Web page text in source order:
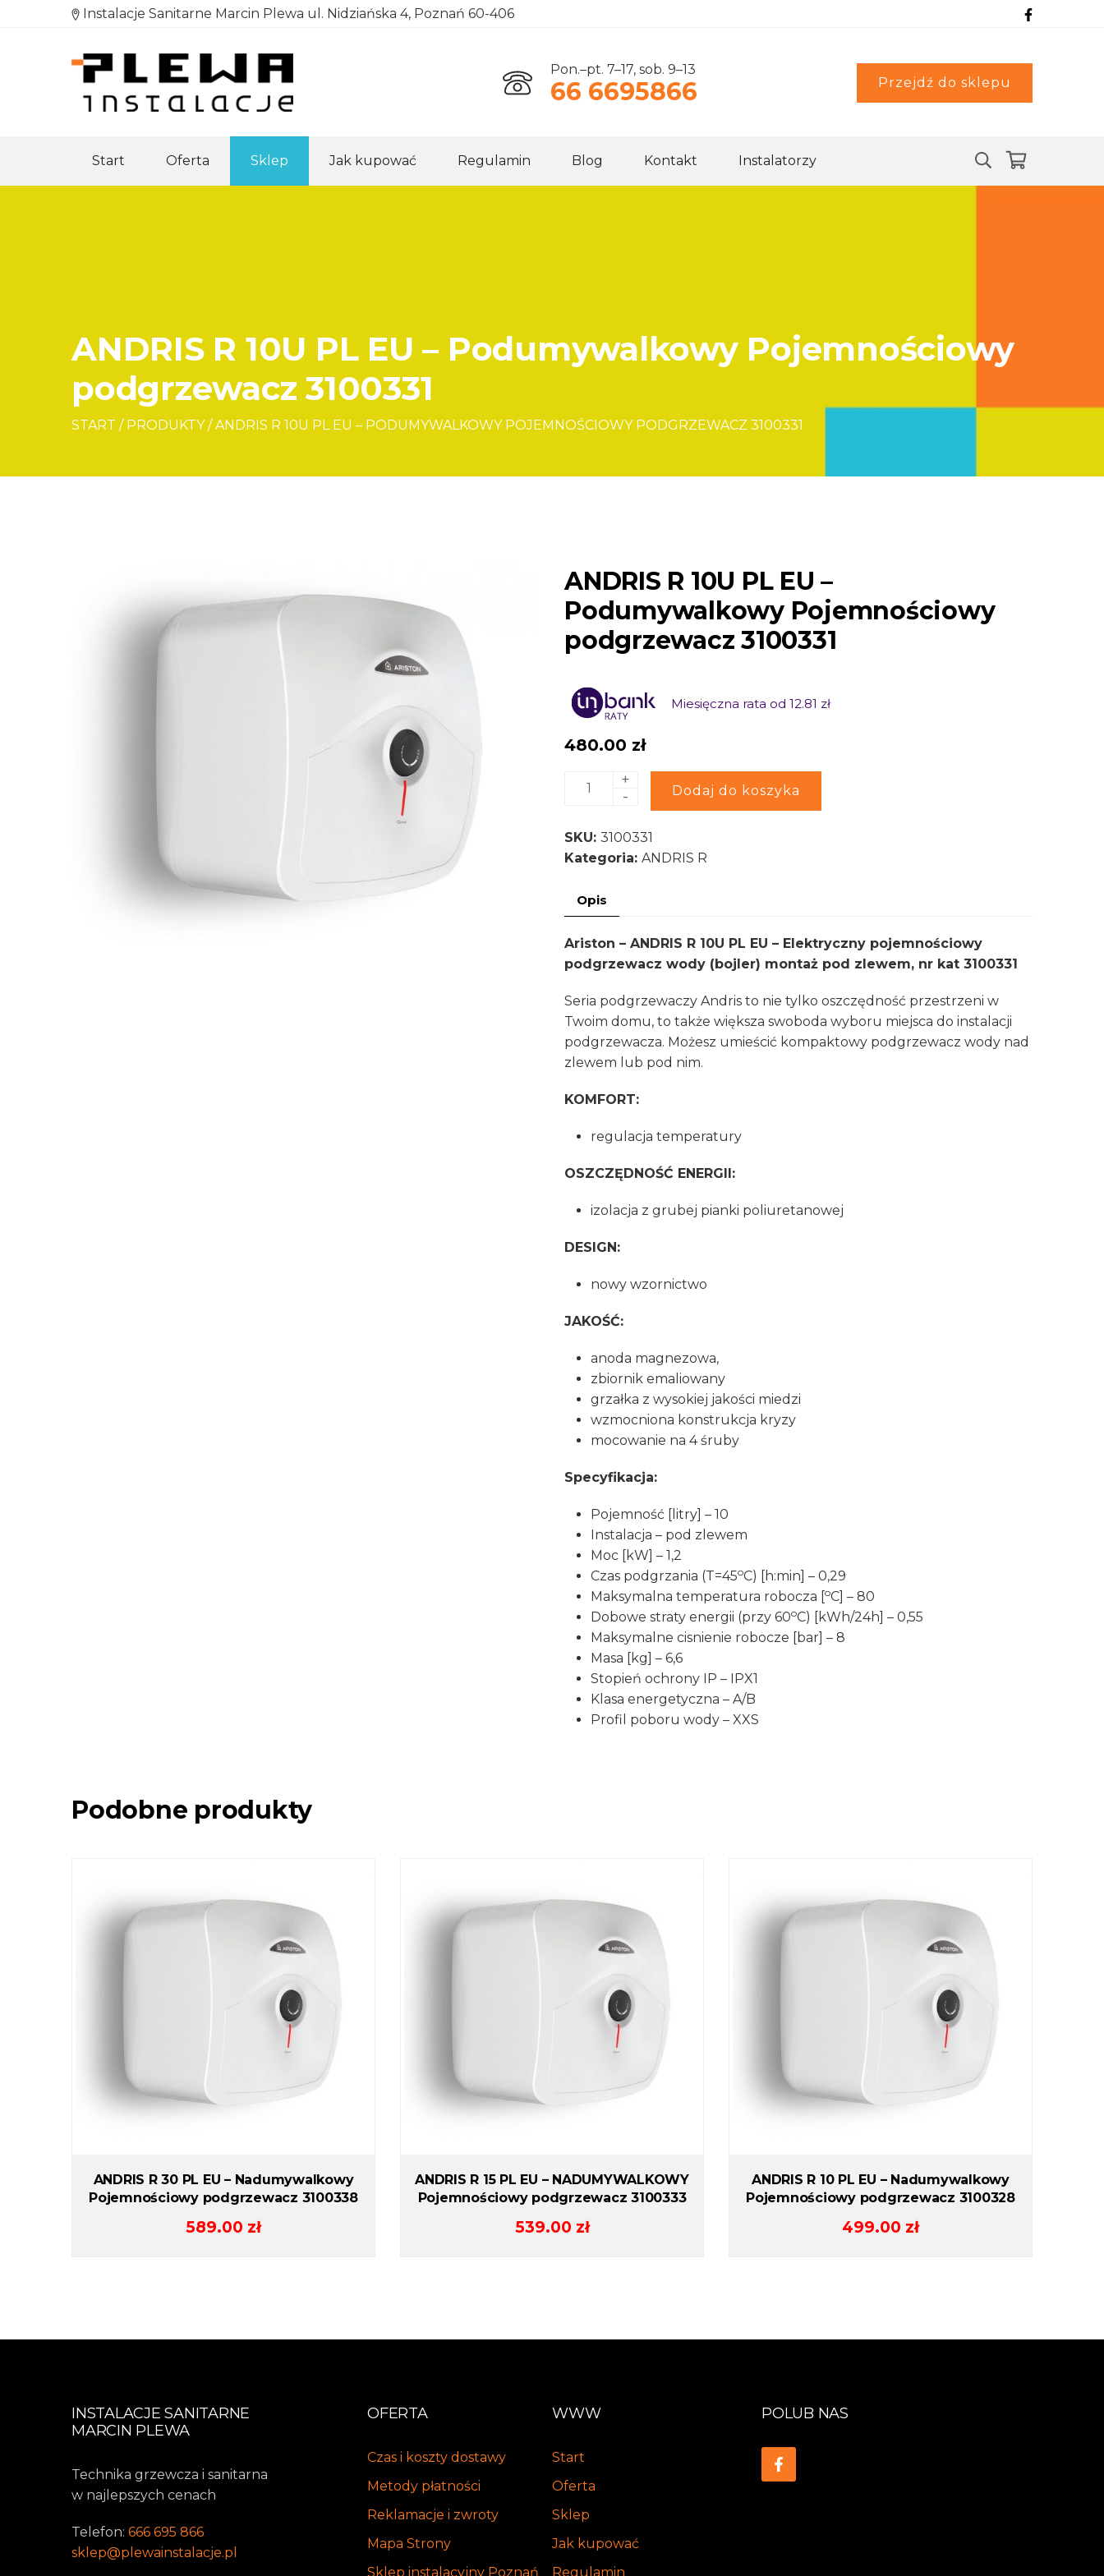
Instalacje Sanitarne Marcin Plewa ul. Nidziańska 4, Poznań 60-406
Pon.–pt. 7–17, sob. 9–13
66 6695866 Przejdź do sklepu
Start Oferta Sklep Jak kupować Regulamin Blog Kontakt Instalatorzy
ANDRIS R 10U PL EU – Podumywalkowy Pojemnościowy
podgrzewacz 3100331
START / PRODUKTY / ANDRIS R 10U PL EU – PODUMYWALKOWY POJEMNOŚCIOWY PODGRZEWACZ 3100331
ANDRIS R 10U PL EU –
Podumywalkowy Pojemnościowy
podgrzewacz 3100331
Miesięczna rata od 12.81 zł
480.00 zł
ilość
10U
PL
Pojemnościowy
podgrzewacz
+
-
Dodaj do koszyka
Alternative:
SKU: 3100331
Kategoria: ANDRIS R
Opis
Ariston – ANDRIS R 10U PL EU – Elektryczny pojemnościowy
podgrzewacz wody (bojler) montaż pod zlewem, nr kat 3100331
Seria podgrzewaczy Andris to nie tylko oszczędność przestrzeni w
Twoim domu, to także większa swoboda wyboru miejsca do instalacji
podgrzewacza. Możesz umieścić kompaktowy podgrzewacz wody nad
zlewem lub pod nim.
KOMFORT:
regulacja temperatury
OSZCZĘDNOŚĆ ENERGII:
izolacja z grubej pianki poliuretanowej
DESIGN:
nowy wzornictwo
JAKOŚĆ:
anoda magnezowa,
zbiornik emaliowany
grzałka z wysokiej jakości miedzi
wzmocniona konstrukcja kryzy
mocowanie na 4 śruby
Specyfikacja:
Pojemność [litry] – 10
Instalacja – pod zlewem
Moc [kW] – 1,2
Czas podgrzania (T=45oC) [h:min] – 0,29
Maksymalna temperatura robocza [
oC] – 80
Dobowe straty energii (przy 60oC) [kWh/24h] – 0,55
Maksymalne cisnienie robocze [bar] – 8
Masa [kg] – 6,6
Stopień ochrony IP – IPX1
Klasa energetyczna – A/B
Profil poboru wody – XXS
Podobne produkty
ANDRIS R 30 PL EU – Nadumywalkowy
Pojemnościowy podgrzewacz 3100338
589.00 zł
ANDRIS R 15 PL EU – NADUMYWALKOWY
Pojemnościowy podgrzewacz 3100333
539.00 zł
ANDRIS R 10 PL EU – Nadumywalkowy
Pojemnościowy podgrzewacz 3100328
499.00 zł
INSTALACJE SANITARNE
MARCIN PLEWA
Technika grzewcza i sanitarna
w najlepszych cenach
Telefon: 666 695 866
sklep@plewainstalacje.pl
OFERTA
Czas i koszty dostawy
Metody płatności
Reklamacje i zwroty
Mapa Strony
Sklep instalacyjny Poznań
WWW
Start
Oferta
Sklep
Jak kupować
Regulamin
POLUB NAS